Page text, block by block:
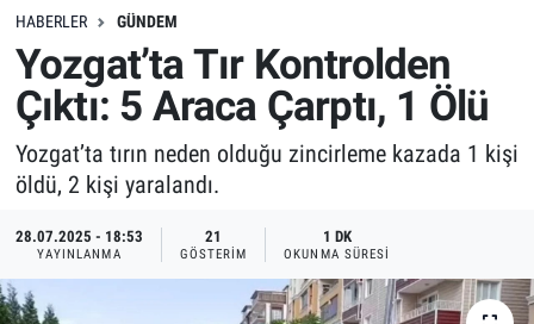
HABERLER GÜNDEM
Yozgat’ta Tır Kontrolden
Çıktı: 5 Araca Çarptı, 1 Ölü
Yozgat’ta tırın neden olduğu zincirleme kazada 1 kişi
öldü, 2 kişi yaralandı.
28.07.2025 - 18:53
YAYINLANMA
21
GÖSTERIM
1 DK
OKUNMA SÜRESI